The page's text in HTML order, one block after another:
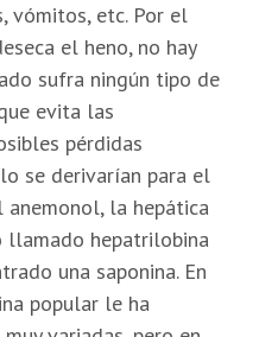
vómitos, etc. Por el
el heno, no hay
sufra ningún tipo de
evita las
pérdidas
se derivarían para el
anemonol, la hepática
llamado hepatrilobina
una saponina. En
popular le ha